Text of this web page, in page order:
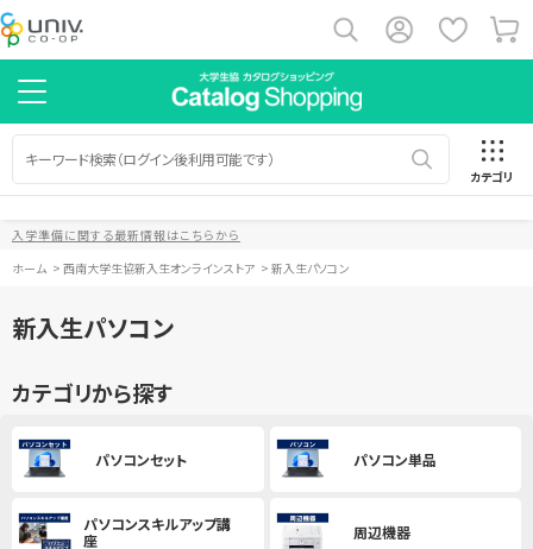
カテゴリ
入学準備に関する最新情報はこちらから
ホーム > 西南大学生協新入生オンラインストア > 新入生パソコン
新入生パソコン
カテゴリから探す
パソコンセット パソコン単品
パソコンスキルアップ講
座
周辺機器